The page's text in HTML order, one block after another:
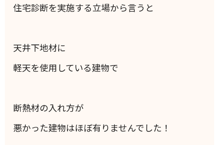
住宅診断を実施する立場から言うと
天井下地材に
軽天を使用している建物で
断熱材の入れ方が
悪かった建物はほぼ有りませんでした！